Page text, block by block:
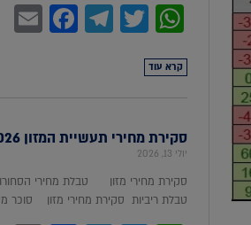
WhatsApp
Twitter
קרא עוד
סקירת מחירי תעשיית המזון 1.7.2026
יולי 13, 2026
סקירת מחירי מזון טבלת מחירי
טבלת ריביות סקירת מחירי מזון סוכר מס'5, סוכר מס' 11,